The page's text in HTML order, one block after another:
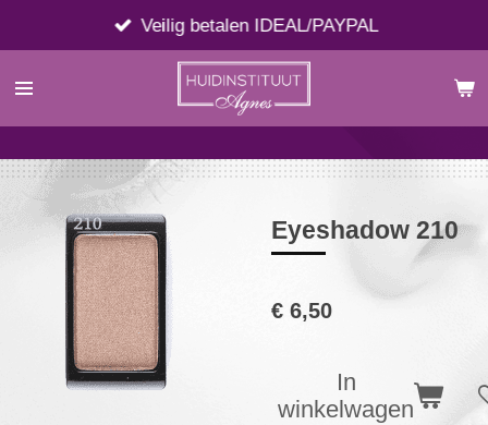
direct
naar
Veilig betalen IDEAL/PAYPAL
Eyeshadow 210
€ 6,50
In
winkelwagen